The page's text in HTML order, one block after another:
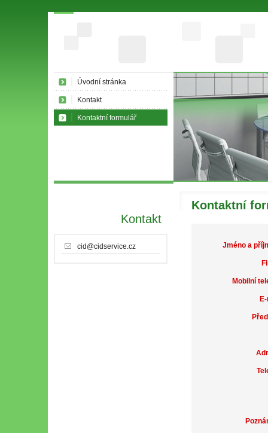
Kontaktní
Jméno a
Mobilní
Úvodní stránka
Kontakt
Kontaktní formulář
Kontakt
cid@cidservice.cz